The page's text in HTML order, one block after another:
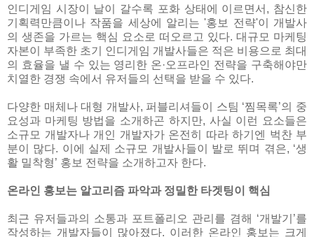
인디게임 시장이 날이 갈수록 포화 상태에 이르면서, 참신한
기획력만큼이나 작품을 세상에 알리는 '홍보 전략'이 개발사
의 생존을 가르는 핵심 요소로 떠오르고 있다. 대규모 마케팅
자본이 부족한 초기 인디게임 개발사들은 적은 비용으로 최대
의 효율을 낼 수 있는 영리한 온·오프라인 전략을 구축해야만
치열한 경쟁 속에서 유저들의 선택을 받을 수 있다.
다양한 매체나 대형 개발사, 퍼블리셔들이 스팀 ‘찜목록’의 중
요성과 마케팅 방법을 소개하곤 하지만, 사실 이런 요소들은
소규모 개발자나 개인 개발자가 온전히 따라 하기엔 벅찬 부
분이 많다. 이에 실제 소규모 개발사들이 발로 뛰며 겪은, ‘생
활 밀착형’ 홍보 전략을 소개하고자 한다.
온라인 홍보는 알고리즘 파악과 정밀한 타겟팅이 핵심
최근 유저들과의 소통과 포트폴리오 관리를 겸해 ‘개발기’를
작성하는 개발자들이 많아졌다. 이러한 온라인 홍보는 크게